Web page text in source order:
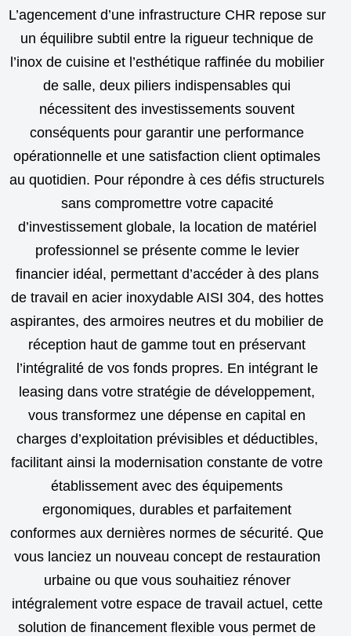
L’agencement d’une infrastructure CHR repose sur
un équilibre subtil entre la rigueur technique de
l’inox de cuisine et l’esthétique raffinée du mobilier
de salle, deux piliers indispensables qui
nécessitent des investissements souvent
conséquents pour garantir une performance
opérationnelle et une satisfaction client optimales
au quotidien. Pour répondre à ces défis structurels
sans compromettre votre capacité
d’investissement globale, la location de matériel
professionnel se présente comme le levier
financier idéal, permettant d’accéder à des plans
de travail en acier inoxydable AISI 304, des hottes
aspirantes, des armoires neutres et du mobilier de
réception haut de gamme tout en préservant
l’intégralité de vos fonds propres. En intégrant le
leasing dans votre stratégie de développement,
vous transformez une dépense en capital en
charges d’exploitation prévisibles et déductibles,
facilitant ainsi la modernisation constante de votre
établissement avec des équipements
ergonomiques, durables et parfaitement
conformes aux dernières normes de sécurité. Que
vous lanciez un nouveau concept de restauration
urbaine ou que vous souhaitiez rénover
intégralement votre espace de travail actuel, cette
solution de financement flexible vous permet de